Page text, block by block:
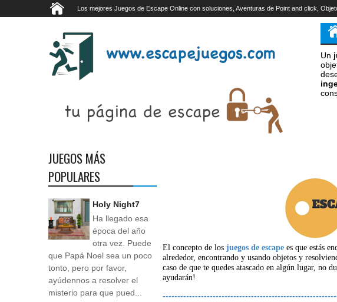
Los mejores Juegos de Escape Online con soluciones, Aventuras de Point and click,
Un
El concepto de losjuegos de escape es que estás
alrededor, encontrando y usando objetos y
caso de que te quedes atascado en algún lugar, no
ayudarán!
JUEGOS MÁS
POPULARES
Holy Night7
Ha llegado esa
época del año
otra vez. Puede
que Papá Noel sea un poco
tonto, pero por favor,
ayúdennos a resolver el
misterio para que pued...